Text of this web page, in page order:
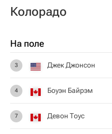
Колорадо
На поле
3 Джек Джонсон
4 Боуэн Байрэм
7 Девон Тоус